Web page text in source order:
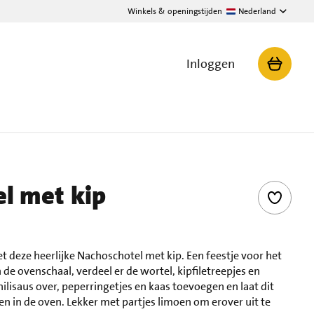
Winkels & openingstijden Nederland
Inloggen
met kip
deze heerlijke Nachoschotel met kip. Een feestje voor het
ovenschaal, verdeel er de wortel, kipfiletreepjes en
over, peperringetjes en kaas toevoegen en laat dit
in de oven. Lekker met partjes limoen om erover uit te